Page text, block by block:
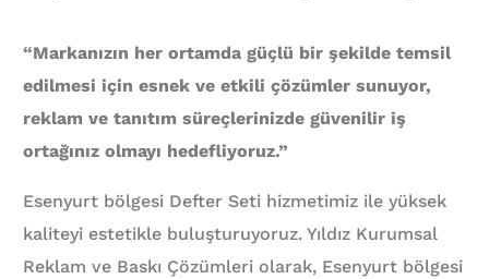
“Markanızın her ortamda güçlü bir şekilde temsil
edilmesi için esnek ve etkili çözümler sunuyor,
reklam ve tanıtım süreçlerinizde güvenilir iş
ortağınız olmayı hedefliyoruz.”
Esenyurt bölgesi Defter Seti hizmetimiz ile yüksek
kaliteyi estetikle buluşturuyoruz. Yıldız Kurumsal
Reklam ve Baskı Çözümleri olarak, Esenyurt bölgesi